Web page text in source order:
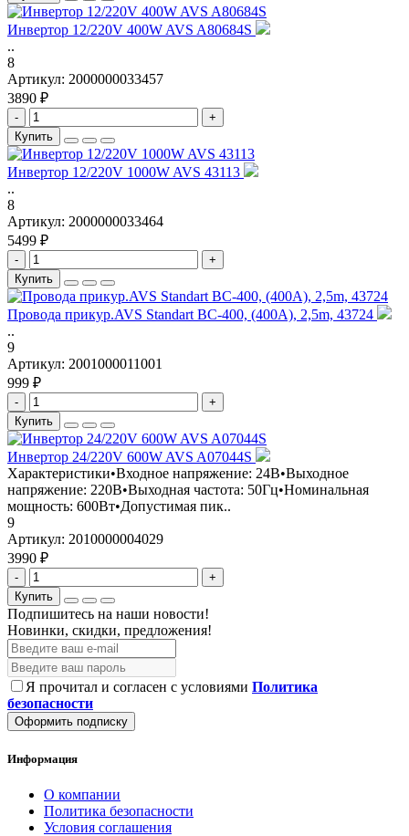
Инвертор 12/220V 400W AVS A80684S
..
8
Артикул: 2000000033457
3890 ₽
-
+
Купить
Инвертор 12/220V 1000W AVS 43113
..
8
Артикул: 2000000033464
5499 ₽
-
+
Купить
Провода прикур.AVS Standart BC-400, (400A), 2,5m, 43724
..
9
Артикул: 2001000011001
999 ₽
-
+
Купить
Инвертор 24/220V 600W AVS A07044S
Характеристики•Входное напряжение: 24В•Выходное
напряжение: 220В•Выходная частота: 50Гц•Номинальная
мощность: 600Вт•Допустимая пик..
9
Артикул: 2010000004029
3990 ₽
-
+
Купить
Подпишитесь на наши новости!
Новинки, скидки, предложения!
Я прочитал и согласен с условиями Политика
безопасности
Оформить подписку
Информация
О компании
Политика безопасности
Условия соглашения